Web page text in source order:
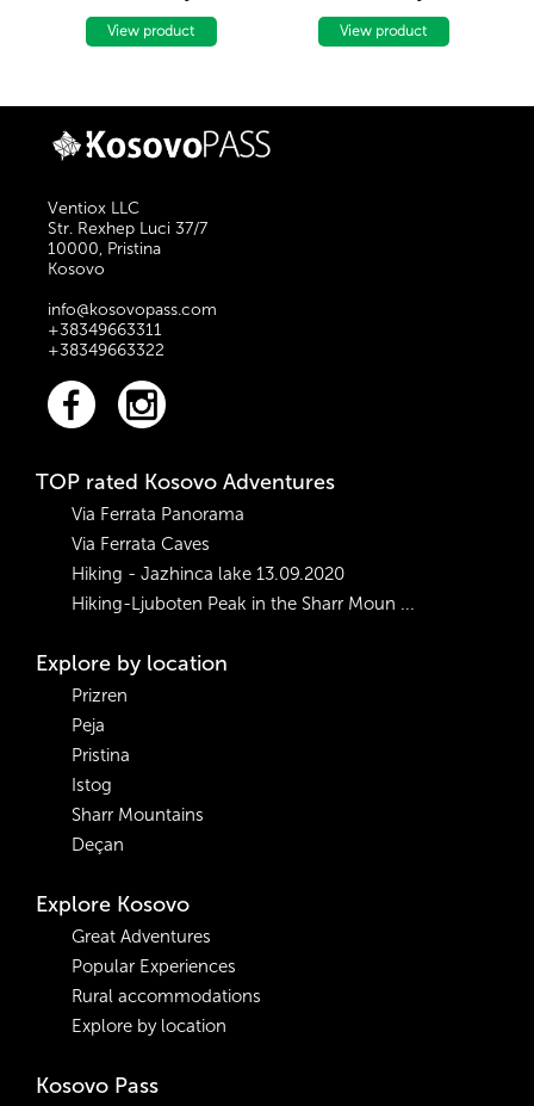
``Nomad``
organizes hiking in
above sea level.
View product
national flag day, the
group of
View product
Ventiox LLC
Str. Rexhep Luci 37/7
10000, Pristina
Kosovo
info@kosovopass.com
+38349663311
+38349663322
TOP rated Kosovo Adventures
Via Ferrata Panorama
Via Ferrata Caves
Hiking - Jazhinca lake 13.09.2020
Hiking-Ljuboten Peak in the Sharr Moun ...
Explore by location
Prizren
Peja
Pristina
Istog
Sharr Mountains
Deçan
Explore Kosovo
Great Adventures
Popular Experiences
Rural accommodations
Explore by location
Kosovo Pass